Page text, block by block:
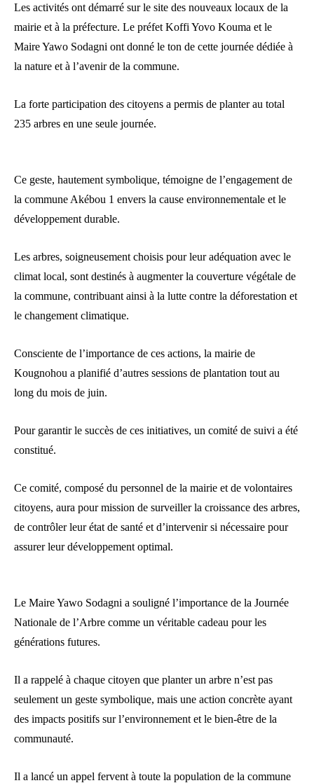
Les activités ont démarré sur le site des nouveaux locaux de la
mairie et à la préfecture. Le préfet Koffi Yovo Kouma et le
Maire Yawo Sodagni ont donné le ton de cette journée dédiée à
la nature et à l’avenir de la commune.
La forte participation des citoyens a permis de planter au total
235 arbres en une seule journée.
Ce geste, hautement symbolique, témoigne de l’engagement de
la commune Akébou 1 envers la cause environnementale et le
développement durable.
Les arbres, soigneusement choisis pour leur adéquation avec le
climat local, sont destinés à augmenter la couverture végétale de
la commune, contribuant ainsi à la lutte contre la déforestation et
le changement climatique.
Consciente de l’importance de ces actions, la mairie de
Kougnohou a planifié d’autres sessions de plantation tout au
long du mois de juin.
Pour garantir le succès de ces initiatives, un comité de suivi a été
constitué.
Ce comité, composé du personnel de la mairie et de volontaires
citoyens, aura pour mission de surveiller la croissance des arbres,
de contrôler leur état de santé et d’intervenir si nécessaire pour
assurer leur développement optimal.
Le Maire Yawo Sodagni a souligné l’importance de la Journée
Nationale de l’Arbre comme un véritable cadeau pour les
générations futures.
Il a rappelé à chaque citoyen que planter un arbre n’est pas
seulement un geste symbolique, mais une action concrète ayant
des impacts positifs sur l’environnement et le bien-être de la
communauté.
Il a lancé un appel fervent à toute la population de la commune